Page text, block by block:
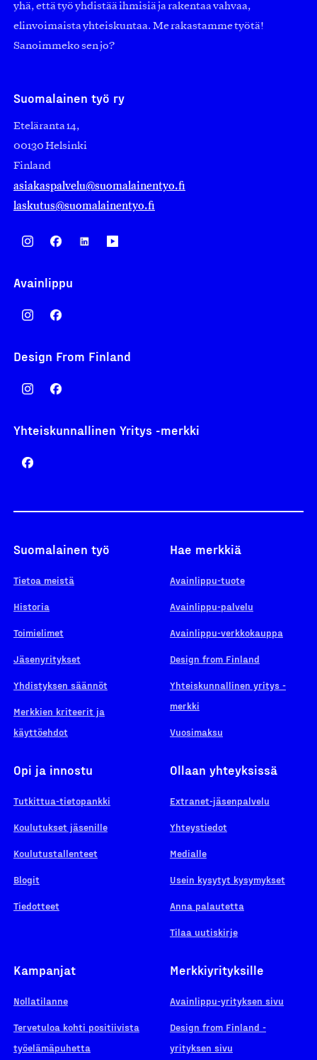
yhä, että työ yhdistää ihmisiä ja rakentaa vahvaa,
elinvoimaista yhteiskuntaa. Me rakastamme työtä!
Sanoimmeko sen jo?
Suomalainen työ ry
Eteläranta 14,
00130 Helsinki
Finland
asiakaspalvelu@suomalainentyo.fi
laskutus@suomalainentyo.fi
Avainlippu
Design From Finland
Yhteiskunnallinen Yritys -merkki
Suomalainen työ
Tietoa meistä
Historia
Toimielimet
Jäsenyritykset
Yhdistyksen säännöt
Merkkien kriteerit ja
käyttöehdot
Hae merkkiä
Avainlippu-tuote
Avainlippu-palvelu
Avainlippu-verkkokauppa
Design from Finland
Yhteiskunnallinen yritys -
merkki
Vuosimaksu
Opi ja innostu
Tutkittua-tietopankki
Koulutukset jäsenille
Koulutustallenteet
Blogit
Tiedotteet
Ollaan yhteyksissä
Extranet-jäsenpalvelu
Yhteystiedot
Medialle
Usein kysytyt kysymykset
Anna palautetta
Tilaa uutiskirje
Kampanjat
Nollatilanne
Tervetuloa kohti positiivista
työelämäpuhetta
Merkkiyrityksille
Avainlippu-yrityksen sivu
Design from Finland -
yrityksen sivu